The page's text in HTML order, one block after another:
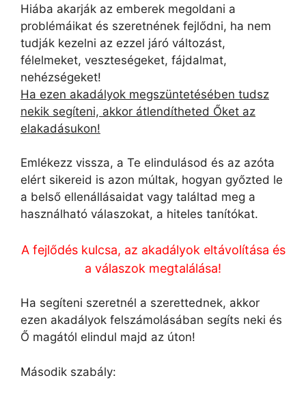
Hiába akarják az emberek megoldani a
problémáikat és szeretnének fejlődni, ha nem
tudják kezelni az ezzel járó változást,
félelmeket, veszteségeket, fájdalmat,
nehézségeket!
Ha ezen akadályok megszüntetésében tudsz
nekik segíteni, akkor átlendítheted Őket az
elakadásukon!
Emlékezz vissza, a Te elindulásod és az azóta
elért sikereid is azon múltak, hogyan győzted le
a belső ellenállásaidat vagy találtad meg a
használható válaszokat, a hiteles tanítókat.
A fejlődés kulcsa, az akadályok eltávolítása és
a válaszok megtalálása!
Ha segíteni szeretnél a szerettednek, akkor
ezen akadályok felszámolásában segíts neki és
Ő magától elindul majd az úton!
Második szabály: